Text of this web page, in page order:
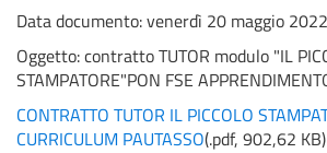
Data documento: venerdì 20 maggio 2022
Oggetto:contratto TUTOR modulo "IL
STAMPATORE"PON FSE
CONTRATTO TUTOR IL PICCOLO
CURRICULUM PAUTASSO(.pdf, 902,62 KB)